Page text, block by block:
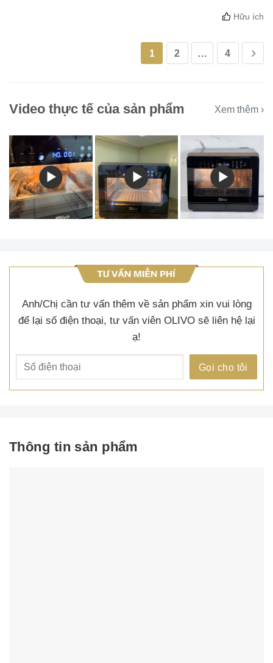
Hữu ích
1 2 … 4
Video thực tế của sản phẩm Xem thêm ›
Anh/Chị cần tư vấn thêm về sản phẩm xin vui lòng
để lại số điện thoại, tư vấn viên OLIVO sẽ liên hệ lại
ạ!
Thông tin sản phẩm